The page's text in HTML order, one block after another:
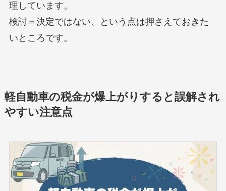
理しています。
検討＝決定ではない、という点は押さえておきた
いところです。
軽自動車の税金が爆上がりすると誤解され
やすい注意点